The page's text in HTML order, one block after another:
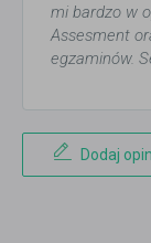
mi bardzo w
Assesment
egzaminów.
Dodaj